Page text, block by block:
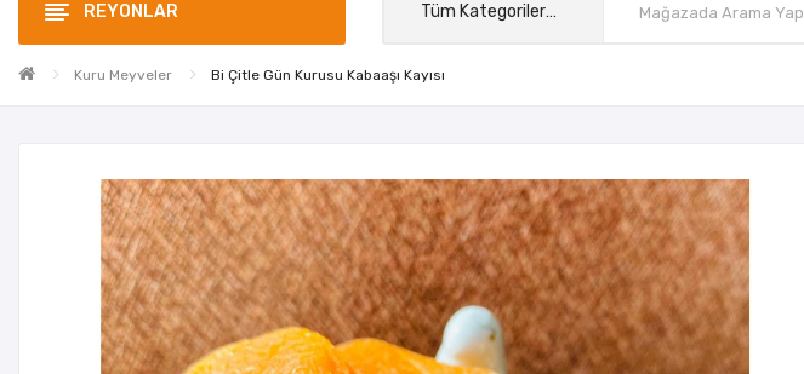
REYONLAR Tüm Kategoriler
Kuru Meyveler Bi Çitle Gün Kurusu Kabaaşı Kayısı